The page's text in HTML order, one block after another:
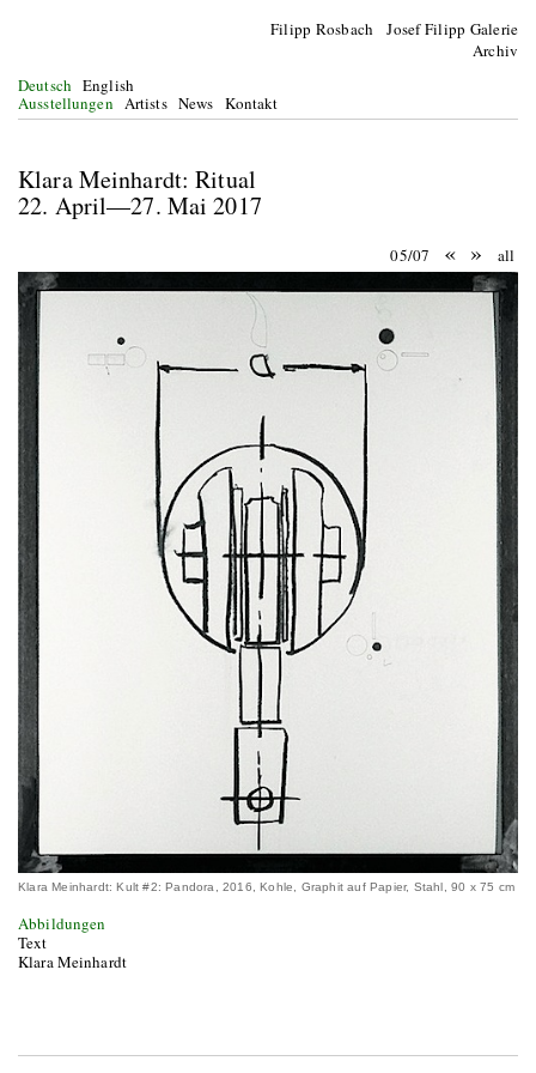
Filipp Rosbach Josef Filipp Galerie
Archiv
Deutsch English
Ausstellungen Artists News Kontakt
Klara Meinhardt: Ritual
22. April—27. Mai 2017
05/07 « » all
Klara Meinhardt: Kult #2: Pandora, 2016, Kohle, Graphit auf Papier, Stahl, 90 x 75 cm
Abbildungen
Text
Klara Meinhardt